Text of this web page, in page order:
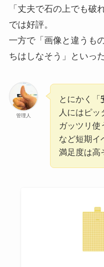
「丈夫で石の上でも破
では好評。
一方で「画像と違うも
ちはしなそう」といっ
管理人
とにかく「
人にはピッ
ガッツリ使
など短期イ
満足度は高